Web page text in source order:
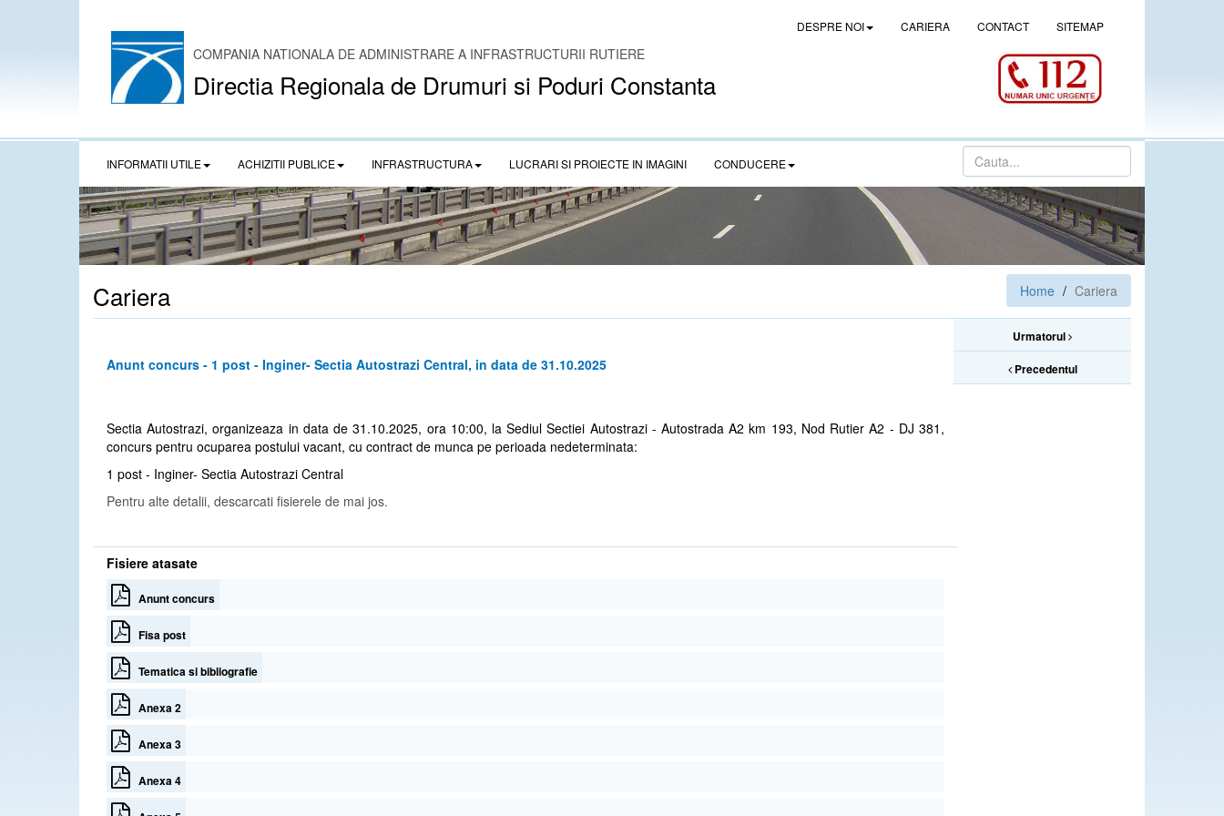
DESPRE NOI CARIERA CONTACT SITEMAP
COMPANIA NATIONALA DE ADMINISTRARE A INFRASTRUCTURII RUTIERE
Directia Regionala de Drumuri si Poduri Constanta
INFORMATII UTILE ACHIZITII PUBLICE INFRASTRUCTURA LUCRARI SI PROIECTE IN IMAGINI CONDUCERE
Cariera Home Cariera
Urmatorul
Precedentul
Anunt concurs - 1 post - Inginer- Sectia Autostrazi Central, in data de 31.10.2025
Sectia Autostrazi, organizeaza in data de 31.10.2025, ora 10:00, la Sediul Sectiei Autostrazi - Autostrada A2 km 193, Nod Rutier A2 - DJ 381,
concurs pentru ocuparea postului vacant, cu contract de munca pe perioada nedeterminata:
1 post - Inginer- Sectia Autostrazi Central
Pentru alte detalii, descarcati fisierele de mai jos.
Fisiere atasate
Anunt concurs
Fisa post
Tematica si bibliografie
Anexa 2
Anexa 3
Anexa 4